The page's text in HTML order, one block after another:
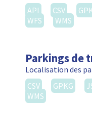
API
CSV
WFS
WMS
Parkings de
Localisation des
CSV
GPKG
WMS